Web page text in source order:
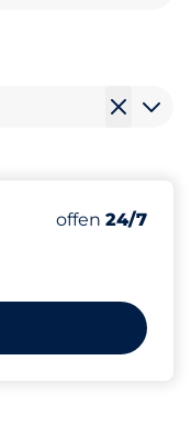
Anzahl der
Gesamtplätze
Samstag
offen 24/7